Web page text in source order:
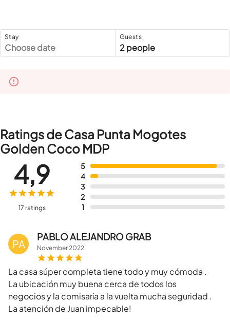
Stay
Choose date
Guests
2 people
Ratings de Casa Punta Mogotes
Golden Coco MDP
5
4
3
2
1
4,9
17 ratings
PA
PABLO ALEJANDRO GRAB
November2022
La casa súper completa tiene todo y muy cómoda .
La ubicación muy buena cerca de todos los
negocios y la comisaría a la vuelta mucha seguridad .
La atención de Juan impecable!